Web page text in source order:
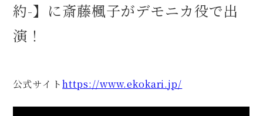
約-】に斎藤楓子がデモニカ役で出
演！
公式サイトhttps://www.ekokari.jp/